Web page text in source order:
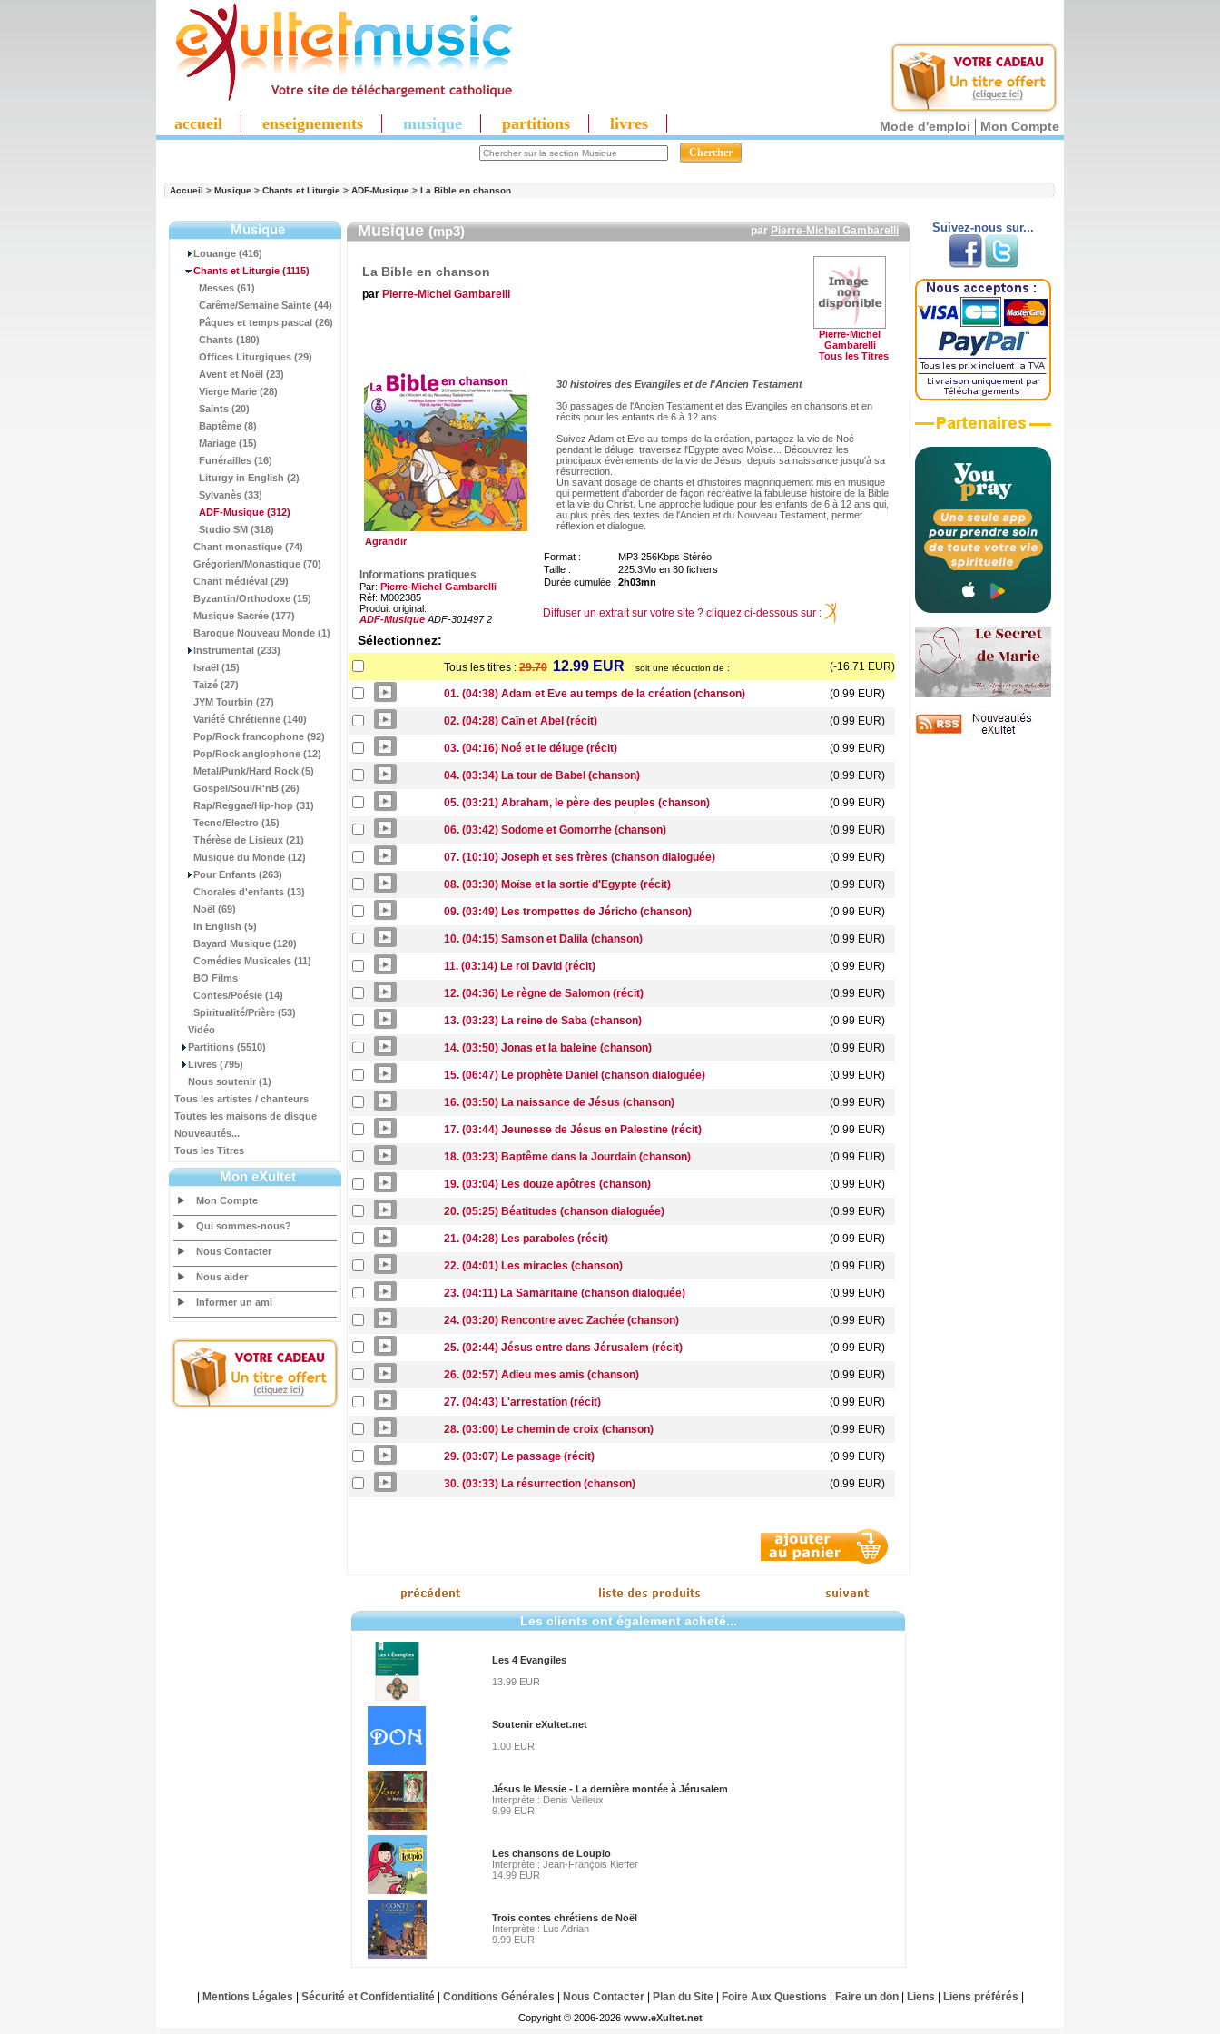
accueil enseignements musique partitions livres Mode d'emploi Mon Compte
Accueil > Musique > Chants et Liturgie > ADF-Musique > La Bible en chanson
Musique
Louange (416)
Chants et Liturgie (1115)
Messes (61)
Carême/Semaine Sainte (44)
Pâques et temps pascal (26)
Chants (180)
Offices Liturgiques (29)
Avent et Noël (23)
Vierge Marie (28)
Saints (20)
Baptême (8)
Mariage (15)
Funérailles (16)
Liturgy in English (2)
Sylvanès (33)
ADF-Musique (312)
Studio SM (318)
Chant monastique (74)
Grégorien/Monastique (70)
Chant médiéval (29)
Byzantin/Orthodoxe (15)
Musique Sacrée (177)
Baroque Nouveau Monde (1)
Instrumental (233)
Israël (15)
Taizé (27)
JYM Tourbin (27)
Variété Chrétienne (140)
Pop/Rock francophone (92)
Pop/Rock anglophone (12)
Metal/Punk/Hard Rock (5)
Gospel/Soul/R'nB (26)
Rap/Reggae/Hip-hop (31)
Tecno/Electro (15)
Thérèse de Lisieux (21)
Musique du Monde (12)
Pour Enfants (263)
Chorales d'enfants (13)
Noël (69)
In English (5)
Bayard Musique (120)
Comédies Musicales (11)
BO Films
Contes/Poésie (14)
Spiritualité/Prière (53)
Vidéo
Partitions (5510)
Livres (795)
Nous soutenir (1)
Tous les artistes / chanteurs
Toutes les maisons de disque
Nouveautés...
Tous les Titres
Mon eXultet
Mon Compte
Qui sommes-nous?
Nous Contacter
Nous aider
Informer un ami
Musique(mp3) par Pierre-Michel Gambarelli
La Bible en chanson
par Pierre-Michel Gambarelli
Pierre-Michel
Gambarelli
Tous les Titres
Agrandir
Informations pratiques
Par: Pierre-Michel Gambarelli
Réf: M002385
Produit original:
ADF-Musique ADF-301497 2
30 histoires des Evangiles et de l'Ancien Testament
30 passages de l'Ancien Testament et des Evangiles en chansons et en
récits pour les enfants de 6 à 12 ans.
Suivez Adam et Eve au temps de la création, partagez la vie de Noé
pendant le déluge, traversez l'Egypte avec Moïse... Découvrez les
principaux évènements de la vie de Jésus, depuis sa naissance jusqu'à sa
résurrection.
Un savant dosage de chants et d'histoires magnifiquement mis en musique
qui permettent d'aborder de façon récréative la fabuleuse histoire de la Bible
et la vie du Christ. Une approche ludique pour les enfants de 6 à 12 ans qui,
au plus près des textes de l'Ancien et du Nouveau Testament, permet
réflexion et dialogue.
Format :
MP3 256Kbps Stéréo
Taille :
225.3Mo en 30 fichiers
Durée cumulée : 2h03mn
Diffuser un extrait sur votre site ? cliquez ci-dessous sur :
Sélectionnez:
Tous les titres : 29.70 12.99 EUR soit une réduction de : (-16.71 EUR)
01. (04:38) Adam et Eve au temps de la création (chanson) (0.99 EUR)
02. (04:28) Caïn et Abel (récit) (0.99 EUR)
03. (04:16) Noé et le déluge (récit) (0.99 EUR)
04. (03:34) La tour de Babel (chanson) (0.99 EUR)
05. (03:21) Abraham, le père des peuples (chanson) (0.99 EUR)
06. (03:42) Sodome et Gomorrhe (chanson) (0.99 EUR)
07. (10:10) Joseph et ses frères (chanson dialoguée) (0.99 EUR)
08. (03:30) Moïse et la sortie d'Egypte (récit) (0.99 EUR)
09. (03:49) Les trompettes de Jéricho (chanson) (0.99 EUR)
10. (04:15) Samson et Dalila (chanson) (0.99 EUR)
11. (03:14) Le roi David (récit) (0.99 EUR)
12. (04:36) Le règne de Salomon (récit) (0.99 EUR)
13. (03:23) La reine de Saba (chanson) (0.99 EUR)
14. (03:50) Jonas et la baleine (chanson) (0.99 EUR)
15. (06:47) Le prophète Daniel (chanson dialoguée) (0.99 EUR)
16. (03:50) La naissance de Jésus (chanson) (0.99 EUR)
17. (03:44) Jeunesse de Jésus en Palestine (récit) (0.99 EUR)
18. (03:23) Baptême dans la Jourdain (chanson) (0.99 EUR)
19. (03:04) Les douze apôtres (chanson) (0.99 EUR)
20. (05:25) Béatitudes (chanson dialoguée) (0.99 EUR)
21. (04:28) Les paraboles (récit) (0.99 EUR)
22. (04:01) Les miracles (chanson) (0.99 EUR)
23. (04:11) La Samaritaine (chanson dialoguée) (0.99 EUR)
24. (03:20) Rencontre avec Zachée (chanson) (0.99 EUR)
25. (02:44) Jésus entre dans Jérusalem (récit) (0.99 EUR)
26. (02:57) Adieu mes amis (chanson) (0.99 EUR)
27. (04:43) L'arrestation (récit) (0.99 EUR)
28. (03:00) Le chemin de croix (chanson) (0.99 EUR)
29. (03:07) Le passage (récit) (0.99 EUR)
30. (03:33) La résurrection (chanson) (0.99 EUR)
Les clients ont également acheté...
Les 4 Evangiles
13.99 EUR
Soutenir eXultet.net
1.00 EUR
Jésus le Messie - La dernière montée à Jérusalem
Interprète : Denis Veilleux
9.99 EUR
Les chansons de Loupio
Interprète : Jean-François Kieffer
14.99 EUR
Trois contes chrétiens de Noël
Interprète : Luc Adrian
9.99 EUR
Suivez-nous sur...
Mentions Légales Sécurité et Confidentialité| Conditions Générales Nous Contacter| Plan du Site| Foire Aux Questions Faire un don| Liens Liens préférés
Copyright © 2006-2026 www.eXultet.net